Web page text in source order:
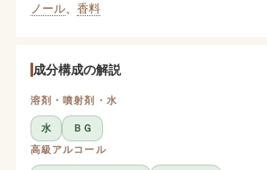
ノール、 香料
成分構成の解説
溶剤・噴射剤・水
水
ＢＧ
高級アルコール